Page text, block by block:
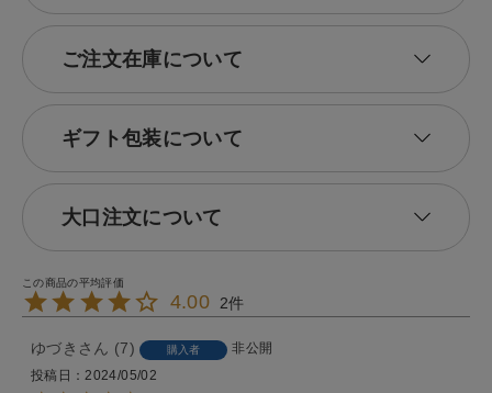
ご注文在庫について
ギフト包装について
大口注文について
4.00 2
ゆづき 7 購入者
非公開
投稿日
2024/05/02